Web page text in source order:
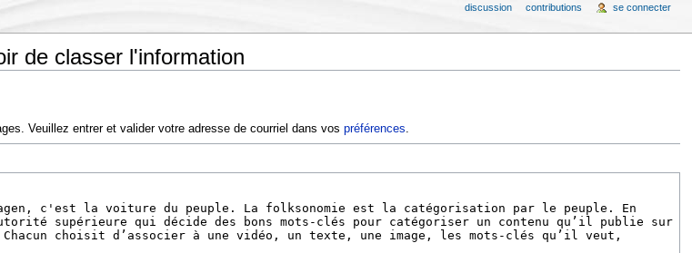
de classer l'information
Veuillez entrer et valider votre adresse de courriel dans vos préférences.
discussion contributions se connecter